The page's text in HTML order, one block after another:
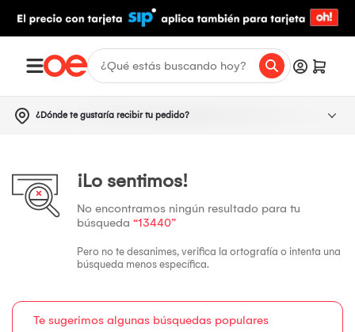
¿Dónde te gustaría recibir tu pedido?
¡Lo sentimos!
No encontramos ningún resultado para tu
búsqueda “13440”
Pero no te desanimes, verifica la ortografía o intenta una
búsqueda menos específica.
Te sugerimos algunas búsquedas populares